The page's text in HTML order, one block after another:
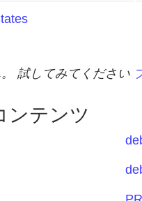
試してみてください
ンテンツ